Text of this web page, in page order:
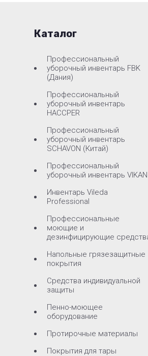
Каталог
Профессиональный
уборочный инвентарь FBK
(Дания)
Профессиональный
уборочный инвентарь
HACCPER
Профессиональный
уборочный инвентарь
SCHAVON (Китай)
Профессиональный
уборочный инвентарь VIKAN
Инвентарь Vileda
Professional
Профессиональные
моющие и
дезинфицирующие
Напольные грязезащитные
покрытия
Средства индивидуальной
защиты
Пенно-моющее
оборудование
Протирочные материалы
Покрытия для тары